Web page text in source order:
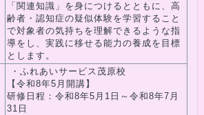
「関連知識」を身につけるとともに、高
齢者・認知症の疑似体験を学習すること
で対象者の気持ちを理解できるような指
導をし、実践に移せる能力の養成を目標
とします。
・ふれあいサービス茂原校
【令和8年5月開講】
研修日程：令和8年5月1日～令和8年7月
31日